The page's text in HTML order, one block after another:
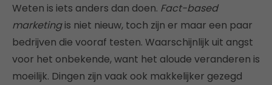
Weten is iets anders dan doen. Fact-based
marketingis niet nieuw, toch zijn er maar een paar
bedrijven die vooraf testen. Waarschijnlijk uit angst
voor het onbekende, want het aloude veranderen is
moeilijk. Dingen zijn vaak ook makkelijker gezegd